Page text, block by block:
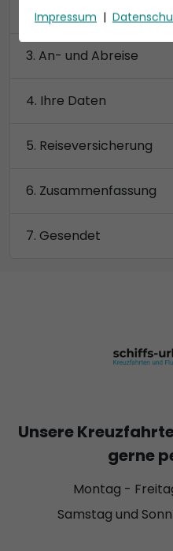
Kabine
An- und Abreise
Ihre Daten
Reiseversicherung
Zusammenfassung
Gesendet
Impressum |
Unsere
gerne
Montag -
Samstag und